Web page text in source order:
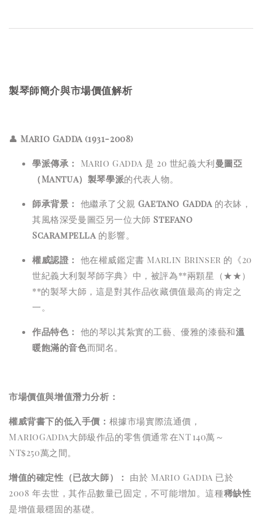
製琴師簡介與市場價值解析
👤Mario Gadda (1931-2008)
學派傳承： Mario Gadda 是 20 世紀義大利曼圖亞
（Mantua）製琴學派的代表人物。
師承背景： 他繼承了父親 Gaetano Gadda的衣缽，
其風格深受曼圖亞另一位大師 Stefano
Scarampella的影響。
權威認證： 他在權威鑑定書 Marlin Brinser 的《20
世紀義大利製琴師字典》中，被評為**兩顆星（★★）
**的製琴大師，這是對其作品收藏價值最高的肯定之
一。
作品特色： 他的琴以其紮實的工藝、優雅的漆藝和溫
暖飽滿的音色而聞名。
市場價值與增值潛力分析：
權威背書下的低入手價： 根據市場實際流通價，
MarioGadda大師級作品的零售價通常在NT 140萬～
NT$250萬之間。
增值的確定性（已故大師）： 由於 Mario Gadda 已於
2008 年去世，其作品數量已固定，不可能增加。這種稀缺性
是增值最穩固的基礎。